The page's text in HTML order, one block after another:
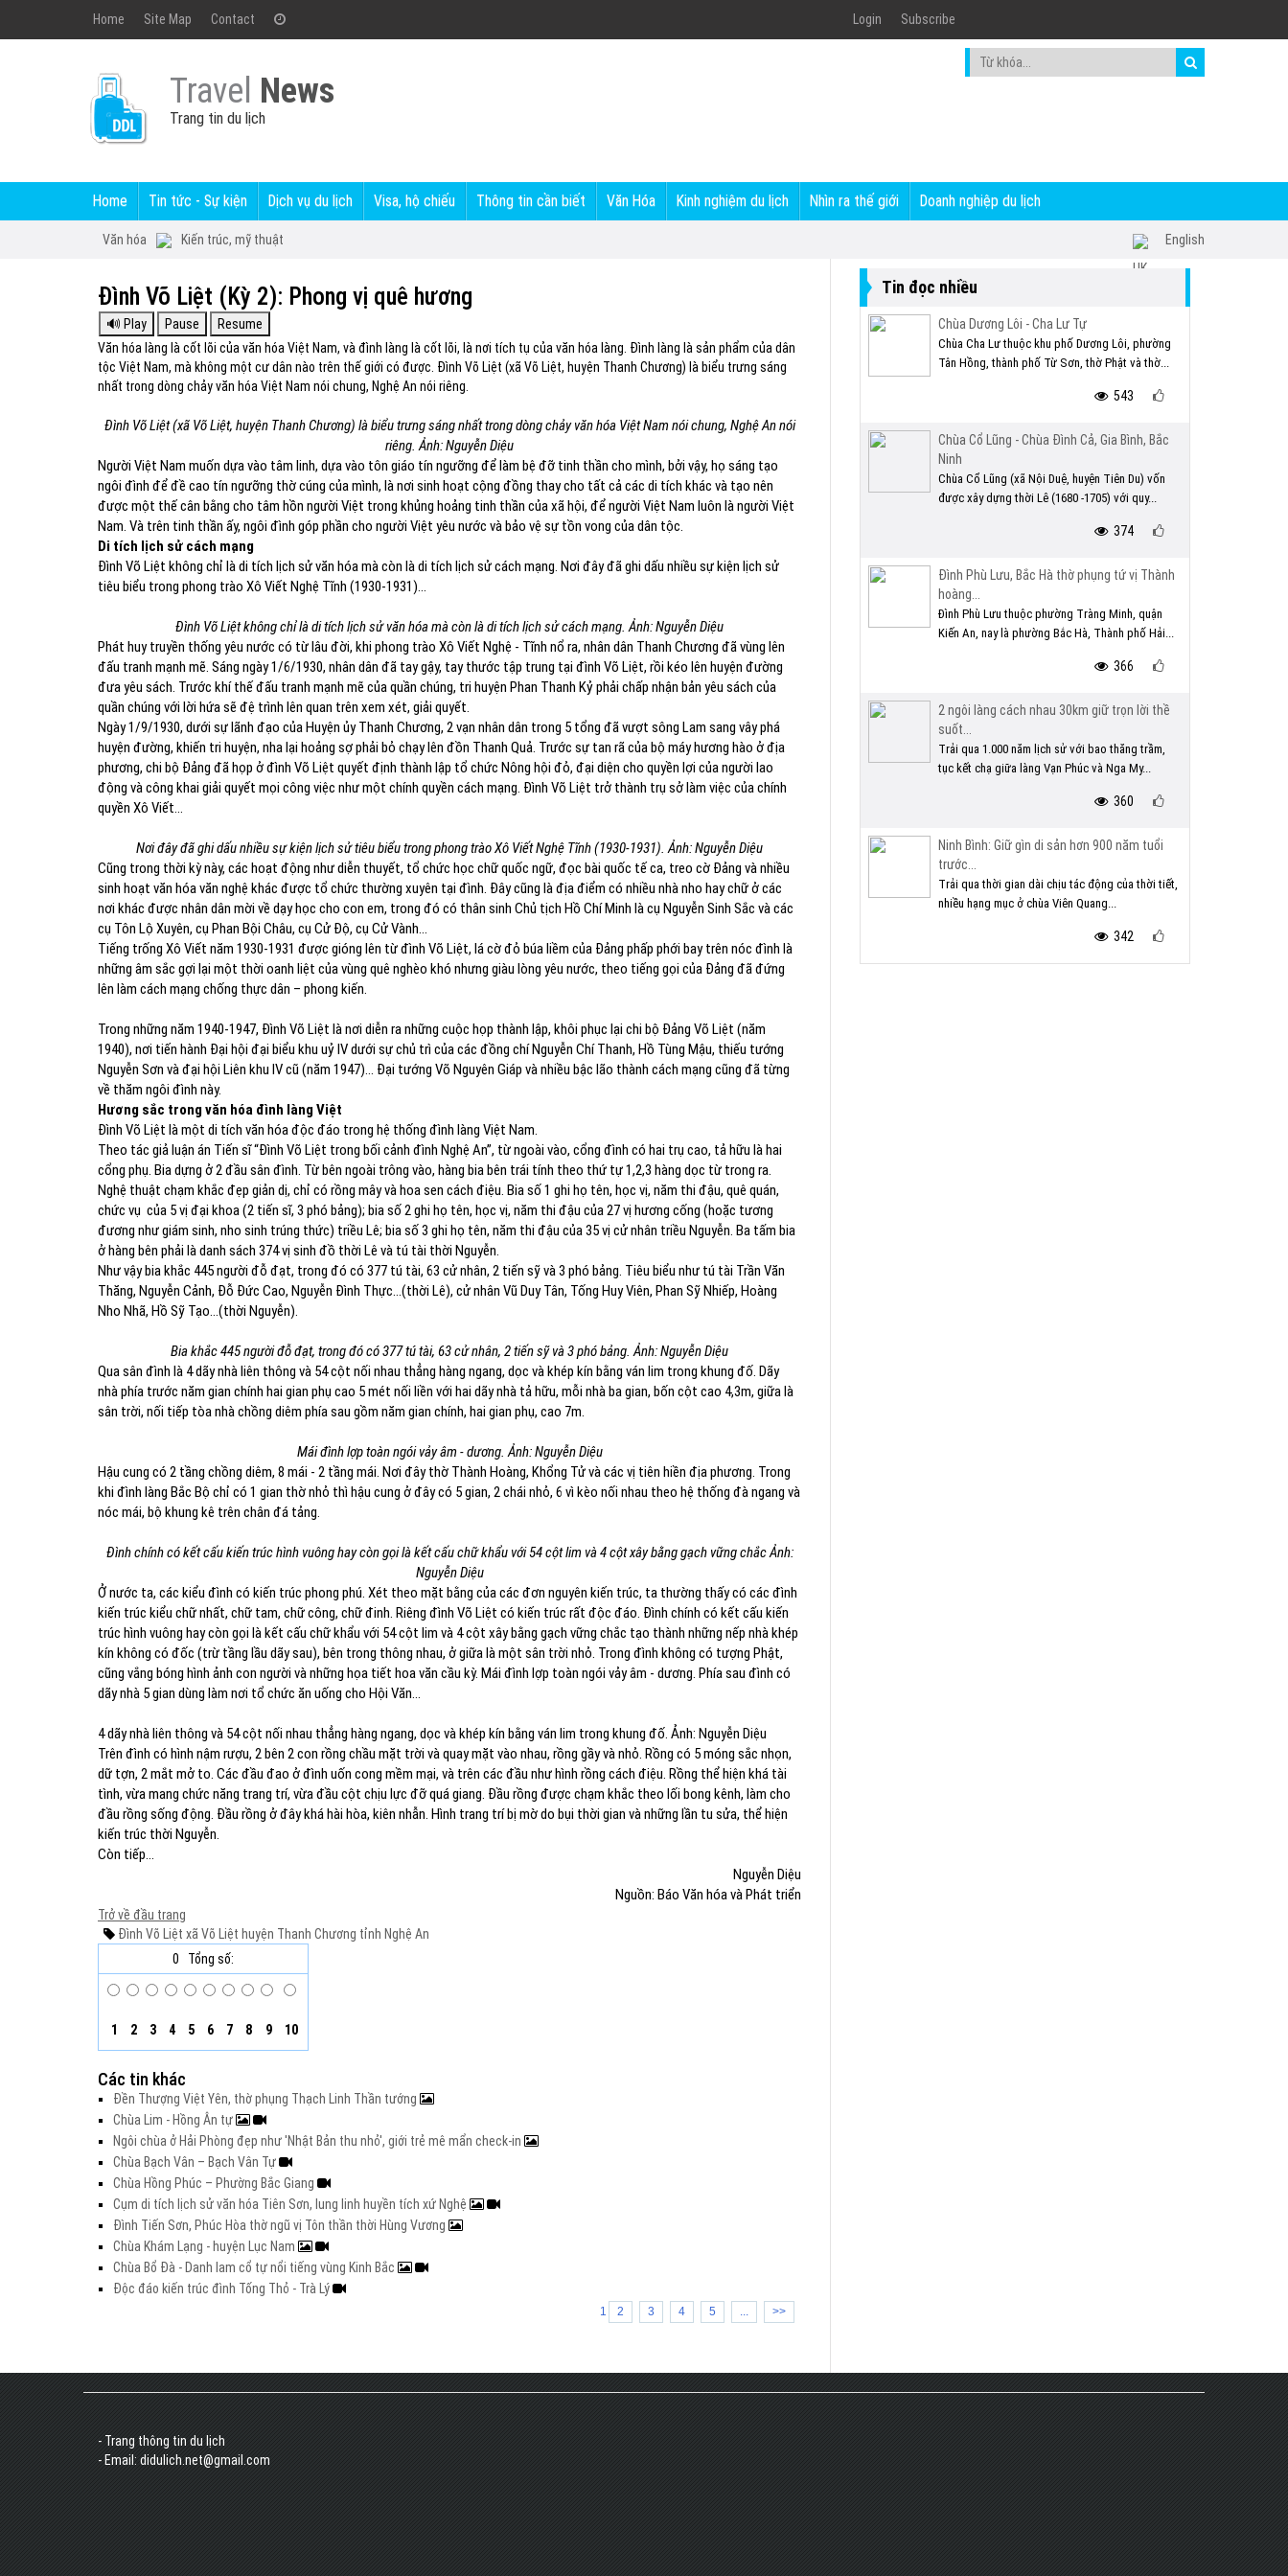
Home Site Map Contact Login Subscribe
Travel News
Trang tin du lịch
Home Tin tức - Sự kiện Dịch vụ du lịch Visa, hộ chiếu Thông tin cần biết Văn Hóa Kinh nghiệm du lịch Nhìn ra thế giới Doanh nghiệp du lịch
Văn hóa Kiến trúc, mỹ thuật English
Đình Võ Liệt (Kỳ 2): Phong vị quê hương
Văn hóa làng là cốt lõi của văn hóa Việt Nam, và đình làng là cốt lõi, là nơi tích tụ của văn hóa làng. Đình làng là sản phẩm của dân
tộc Việt Nam, mà không một cư dân nào trên thế giới có được. Đình Võ Liệt (xã Võ Liệt, huyện Thanh Chương) là biểu trưng sáng
nhất trong dòng chảy văn hóa Việt Nam nói chung, Nghệ An nói riêng.
Đình Võ Liệt (xã Võ Liệt, huyện Thanh Chương) là biểu trưng sáng nhất trong dòng chảy văn hóa Việt Nam nói chung, Nghệ An nói
riêng. Ảnh: Nguyễn Diệu
Người Việt Nam muốn dựa vào tâm linh, dựa vào tôn giáo tín ngưỡng để làm bệ đỡ tinh thần cho mình, bởi vậy, họ sáng tạo
ngôi đình để đề cao tín ngưỡng thờ cúng của mình, là nơi sinh hoạt cộng đồng thay cho tất cả các di tích khác và tạo nên
được một thế cân bằng cho tâm hồn người Việt trong khủng hoảng tinh thần của xã hội, để người Việt Nam luôn là người Việt
Nam. Và trên tinh thần ấy, ngôi đình góp phần cho người Việt yêu nước và bảo vệ sự tồn vong của dân tộc.
Di tích lịch sử cách mạng
Đình Võ Liệt không chỉ là di tích lịch sử văn hóa mà còn là di tích lịch sử cách mạng. Nơi đây đã ghi dấu nhiều sự kiện lịch sử
tiêu biểu trong phong trào Xô Viết Nghệ Tĩnh (1930-1931)…
Đình Võ Liệt không chỉ là di tích lịch sử văn hóa mà còn là di tích lịch sử cách mạng. Ảnh: Nguyễn Diệu
Phát huy truyền thống yêu nước có từ lâu đời, khi phong trào Xô Viết Nghệ - Tĩnh nổ ra, nhân dân Thanh Chương đã vùng lên
đấu tranh mạnh mẽ. Sáng ngày 1/6/1930, nhân dân đã tay gậy, tay thước tập trung tại đình Võ Liệt, rồi kéo lên huyện đường
đưa yêu sách. Trước khí thế đấu tranh mạnh mẽ của quần chúng, tri huyện Phan Thanh Kỷ phải chấp nhận bản yêu sách của
quần chúng với lời hứa sẽ đệ trình lên quan trên xem xét, giải quyết.
Ngày 1/9/1930, dưới sự lãnh đạo của Huyện ủy Thanh Chương, 2 vạn nhân dân trong 5 tổng đã vượt sông Lam sang vây phá
huyện đường, khiến tri huyện, nha lại hoảng sợ phải bỏ chạy lên đồn Thanh Quả. Trước sự tan rã của bộ máy hương hào ở địa
phương, chi bộ Đảng đã họp ở đình Võ Liệt quyết định thành lập tổ chức Nông hội đỏ, đại diện cho quyền lợi của người lao
động và công khai giải quyết mọi công việc như một chính quyền cách mạng. Đình Võ Liệt trở thành trụ sở làm việc của chính
quyền Xô Viết…
Nơi đây đã ghi dấu nhiều sự kiện lịch sử tiêu biểu trong phong trào Xô Viết Nghệ Tĩnh (1930-1931). Ảnh: Nguyễn Diệu
Cũng trong thời kỳ này, các hoạt động như diễn thuyết, tổ chức học chữ quốc ngữ, đọc bài quốc tế ca, treo cờ Đảng và nhiều
sinh hoạt văn hóa văn nghệ khác được tổ chức thường xuyên tại đình. Đây cũng là địa điểm có nhiều nhà nho hay chữ ở các
nơi khác được nhân dân mời về dạy học cho con em, trong đó có thân sinh Chủ tịch Hồ Chí Minh là cụ Nguyễn Sinh Sắc và các
cụ Tôn Lộ Xuyên, cụ Phan Bội Châu, cụ Cử Độ, cụ Cử Vành…
Tiếng trống Xô Viết năm 1930-1931 được gióng lên từ đình Võ Liệt, lá cờ đỏ búa liềm của Đảng phấp phới bay trên nóc đình là
những âm sắc gợi lại một thời oanh liệt của vùng quê nghèo khó nhưng giàu lòng yêu nước, theo tiếng gọi của Đảng đã đứng
lên làm cách mạng chống thực dân – phong kiến.
Trong những năm 1940-1947, Đình Võ Liệt là nơi diễn ra những cuộc họp thành lập, khôi phục lại chi bộ Đảng Võ Liệt (năm
1940), nơi tiến hành Đại hội đại biểu khu uỷ IV dưới sự chủ trì của các đồng chí Nguyễn Chí Thanh, Hồ Tùng Mậu, thiếu tướng
Nguyễn Sơn và đại hội Liên khu IV cũ (năm 1947)… Đại tướng Võ Nguyên Giáp và nhiều bậc lão thành cách mạng cũng đã từng
về thăm ngôi đình này.
Hương sắc trong văn hóa đình làng Việt
Đình Võ Liệt là một di tích văn hóa độc đáo trong hệ thống đình làng Việt Nam.
Theo tác giả luận án Tiến sĩ “Đình Võ Liệt trong bối cảnh đình Nghệ An”, từ ngoài vào, cổng đình có hai trụ cao, tả hữu là hai
cổng phụ. Bia dựng ở 2 đầu sân đình. Từ bên ngoài trông vào, hàng bia bên trái tính theo thứ tự 1,2,3 hàng dọc từ trong ra.
Nghệ thuật chạm khắc đẹp giản dị, chỉ có rồng mây và hoa sen cách điệu. Bia số 1 ghi họ tên, học vị, năm thi đậu, quê quán,
chức vụ của 5 vị đại khoa (2 tiến sĩ, 3 phó bảng); bia số 2 ghi họ tên, học vị, năm thi đậu của 27 vị hương cống (hoặc tương
đương như giám sinh, nho sinh trúng thức) triều Lê; bia số 3 ghi họ tên, năm thi đậu của 35 vị cử nhân triều Nguyễn. Ba tấm bia
ở hàng bên phải là danh sách 374 vị sinh đồ thời Lê và tú tài thời Nguyễn.
Như vậy bia khắc 445 người đỗ đạt, trong đó có 377 tú tài, 63 cử nhân, 2 tiến sỹ và 3 phó bảng. Tiêu biểu như tú tài Trần Văn
Thăng, Nguyễn Cảnh, Đỗ Đức Cao, Nguyễn Đình Thực…(thời Lê), cử nhân Vũ Duy Tân, Tống Huy Viên, Phan Sỹ Nhiếp, Hoàng
Nho Nhã, Hồ Sỹ Tạo…(thời Nguyễn).
Bia khắc 445 người đỗ đạt, trong đó có 377 tú tài, 63 cử nhân, 2 tiến sỹ và 3 phó bảng. Ảnh: Nguyễn Diệu
Qua sân đình là 4 dãy nhà liên thông và 54 cột nối nhau thẳng hàng ngang, dọc và khép kín bằng ván lim trong khung đố. Dãy
nhà phía trước năm gian chính hai gian phụ cao 5 mét nối liền với hai dãy nhà tả hữu, mỗi nhà ba gian, bốn cột cao 4,3m, giữa là
sân trời, nối tiếp tòa nhà chồng diêm phía sau gồm năm gian chính, hai gian phụ, cao 7m.
Mái đình lợp toàn ngói vảy âm - dương. Ảnh: Nguyễn Diệu
Hậu cung có 2 tầng chồng diêm, 8 mái - 2 tầng mái. Nơi đây thờ Thành Hoàng, Khổng Tử và các vị tiên hiền địa phương. Trong
khi đình làng Bắc Bộ chỉ có 1 gian thờ nhỏ thì hậu cung ở đây có 5 gian, 2 chái nhỏ, 6 vì kèo nối nhau theo hệ thống đà ngang và
nóc mái, bộ khung kê trên chân đá tảng.
Đình chính có kết cấu kiến trúc hình vuông hay còn gọi là kết cấu chữ khẩu với 54 cột lim và 4 cột xây bằng gạch vững chắc Ảnh:
Nguyễn Diệu
Ở nước ta, các kiểu đình có kiến trúc phong phú. Xét theo mặt bằng của các đơn nguyên kiến trúc, ta thường thấy có các đình
kiến trúc kiểu chữ nhất, chữ tam, chữ công, chữ đinh. Riêng đình Võ Liệt có kiến trúc rất độc đáo. Đình chính có kết cấu kiến
trúc hình vuông hay còn gọi là kết cấu chữ khẩu với 54 cột lim và 4 cột xây bằng gạch vững chắc tạo thành những nếp nhà khép
kín không có đốc (trừ tầng lầu dãy sau), bên trong thông nhau, ở giữa là một sân trời nhỏ. Trong đình không có tượng Phật,
cũng vắng bóng hình ảnh con người và những họa tiết hoa văn cầu kỳ. Mái đình lợp toàn ngói vảy âm - dương. Phía sau đình có
dãy nhà 5 gian dùng làm nơi tổ chức ăn uống cho Hội Văn…
4 dãy nhà liên thông và 54 cột nối nhau thẳng hàng ngang, dọc và khép kín bằng ván lim trong khung đố. Ảnh: Nguyễn Diệu
Trên đình có hình nậm rượu, 2 bên 2 con rồng chầu mặt trời và quay mặt vào nhau, rồng gầy và nhỏ. Rồng có 5 móng sắc nhọn,
dữ tợn, 2 mắt mở to. Các đầu đao ở đình uốn cong mềm mại, và trên các đầu như hình rồng cách điệu. Rồng thể hiện khá tài
tình, vừa mang chức năng trang trí, vừa đầu cột chịu lực đỡ quá giang. Đầu rồng được chạm khắc theo lối bong kênh, làm cho
đầu rồng sống động. Đầu rồng ở đây khá hài hòa, kiên nhẫn. Hình trang trí bị mờ do bụi thời gian và những lần tu sửa, thể hiện
kiến trúc thời Nguyễn.
Còn tiếp…
Nguyễn Diệu
Nguồn: Báo Văn hóa và Phát triển
Trở về đầu trang
Đình Võ Liệt xã Võ Liệt huyện Thanh Chương tỉnh Nghệ An
0
Tổng số:
1 2 3 4 5 6 7 8 9 10
Các tin khác
Đền Thượng Việt Yên, thờ phụng Thạch Linh Thần tướng
Chùa Lim - Hồng Ân tự
Ngôi chùa ở Hải Phòng đẹp như 'Nhật Bản thu nhỏ', giới trẻ mê mẩn check-in
Chùa Bạch Vân – Bạch Vân Tự
Chùa Hồng Phúc – Phường Bắc Giang
Cụm di tích lịch sử văn hóa Tiên Sơn, lung linh huyền tích xứ Nghệ
Đình Tiến Sơn, Phúc Hòa thờ ngũ vị Tôn thần thời Hùng Vương
Chùa Khám Lạng - huyện Lục Nam
Chùa Bổ Đà - Danh lam cổ tự nổi tiếng vùng Kinh Bắc
Độc đáo kiến trúc đình Tống Thỏ - Trà Lý
1 2 3 4 5 ... >>
Tin đọc nhiều
Chùa Dương Lôi - Cha Lư Tự
Chùa Cha Lư thuộc khu phố Dương Lôi, phường
Tân Hồng, thành phố Từ Sơn, thờ Phật và thờ...
543
Chùa Cổ Lũng - Chùa Đình Cả, Gia Bình, Bắc
Ninh
Chùa Cổ Lũng (xã Nội Duệ, huyện Tiên Du) vốn
được xây dựng thời Lê (1680 -1705) với quy...
374
Đình Phù Lưu, Bắc Hà thờ phụng tứ vị Thành
hoàng...
Đình Phù Lưu thuộc phường Tràng Minh, quận
Kiến An, nay là phường Bắc Hà, Thành phố Hải...
366
2 ngôi làng cách nhau 30km giữ trọn lời thề
suốt...
Trải qua 1.000 năm lịch sử với bao thăng trầm,
tục kết chạ giữa làng Vạn Phúc và Nga My...
360
Ninh Bình: Giữ gìn di sản hơn 900 năm tuổi
trước...
Trải qua thời gian dài chịu tác động của thời tiết,
nhiều hạng mục ở chùa Viên Quang...
342
- Trang thông tin du lịch
- Email: didulich.net@gmail.com